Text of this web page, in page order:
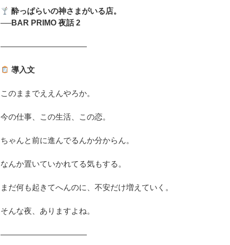
酔っぱらいの神さまがいる店。
──BAR PRIMO 夜話 2
―――――――――――
導入文
このままでええんやろか。
今の仕事、この生活、この恋。
ちゃんと前に進んでるんか分からん。
なんか置いていかれてる気もする。
まだ何も起きてへんのに、不安だけ増えていく。
そんな夜、ありますよね。
―――――――――――